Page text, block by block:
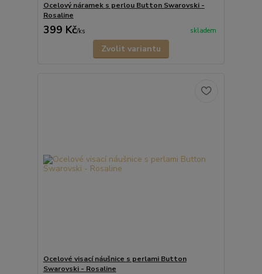
Ocelový náramek s perlou Button Swarovski -
Rosaline
399 Kč/ks skladem
Zvolit variantu
Ocelové visací náušnice s perlami Button
Swarovski - Rosaline